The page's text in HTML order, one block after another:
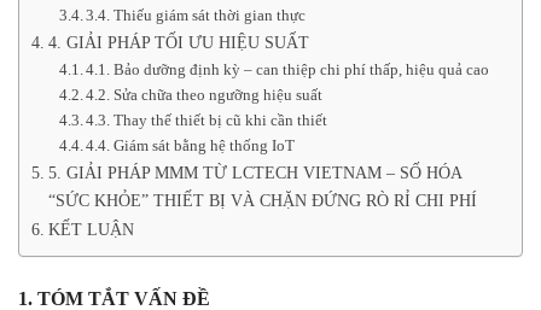
3.4. Thiếu giám sát thời gian thực
4. GIẢI PHÁP TỐI ƯU HIỆU SUẤT
4.1. Bảo dưỡng định kỳ – can thiệp chi phí thấp, hiệu quả cao
4.2. Sửa chữa theo ngưỡng hiệu suất
4.3. Thay thế thiết bị cũ khi cần thiết
4.4. Giám sát bằng hệ thống IoT
5. GIẢI PHÁP MMM TỪ LCTECH VIETNAM – SỐ HÓA
“SỨC KHỎE” THIẾT BỊ VÀ CHẶN ĐỨNG RÒ RỈ CHI PHÍ
KẾT LUẬN
1. TÓM TẮT VẤN ĐỀ